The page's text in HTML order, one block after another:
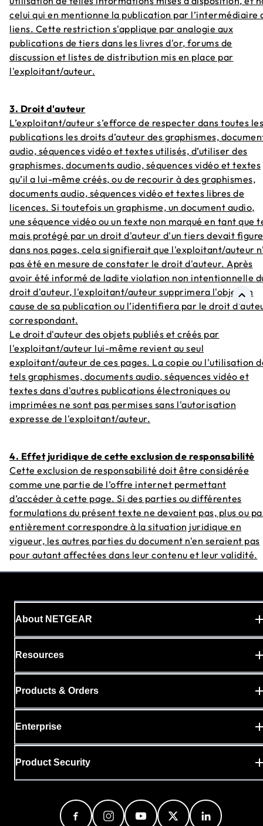
celui qui en mentionne la publication par l’intermédiaire
liens. Cette restriction s'applique par analogie aux
publications de tiers dans les livres d'or, forums de
discussion et listes de distribution mis en place par
l'exploitant/auteur.
3. Droit d'auteur
L’exploitant/auteur s’efforce de respecter dans toutes les
publications les droits d’auteur des graphismes,
audio, séquences vidéo et textes utilisés, d’utiliser des
graphismes, documents audio, séquences vidéo et textes
qu’il a lui-même créés, ou de recourir à des graphismes,
documents audio, séquences vidéo et textes libres de
licences. Si toutefois un graphisme, un document audio,
une séquence vidéo ou un texte non marqué en tant que
mais protégé par un droit d'auteur d'un tiers devait
dans nos pages, cela signifierait que l'exploitant/auteur
pas été en mesure de constater le droit d'auteur. Après
avoir été informé de ladite violation non intentionnelle
droit d'auteur, l'exploitant/auteur supprimera l'objet en
cause de sa publication ou l’identifiera par le droit
correspondant.
Le droit d'auteur des objets publiés et créés par
l'exploitant/auteur lui-même revient au seul
exploitant/auteur de ces pages. La copie ou l'utilisation
tels graphismes, documents audio, séquences vidéo et
textes dans d'autres publications électroniques ou
imprimées ne sont pas permises sans l'autorisation
expresse de l'exploitant/auteur.
4. Effet juridique de cette exclusion de responsabilité
Cette exclusion de responsabilité doit être considérée
comme une partie de l’offre internet permettant
d’accéder à cette page. Si des parties ou différentes
formulations du présent texte ne devaient pas, plus ou
entièrement correspondre à la situation juridique en
vigueur, les autres parties du document n'en seraient pas
pour autant affectées dans leur contenu et leur validité.
About NETGEAR
Resources
Products & Orders
Enterprise
Product Security